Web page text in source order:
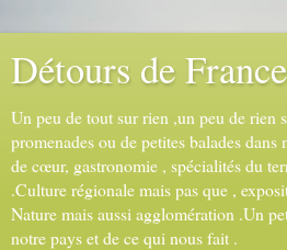
Détours de
Un peu de tout sur rien ,un peu de rien
promenades ou de petites balades dans
de cœur, gastronomie , spécialités du
.Culture régionale mais pas que ,
Nature mais aussi agglomération .Un
notre pays et de ce qui nous fait .